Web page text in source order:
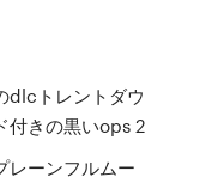
dlcトレントダウ
付きの黒いops 2
レーンフルムー